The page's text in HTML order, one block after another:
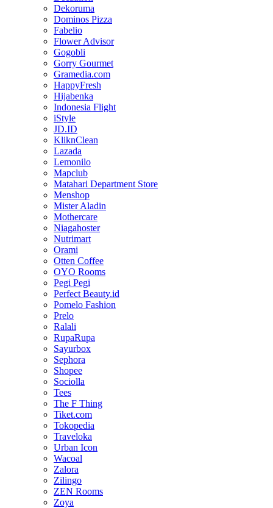
Dekoruma
Dominos Pizza
Fabelio
Flower Advisor
Gogobli
Gorry Gourmet
Gramedia.com
HappyFresh
Hijabenka
Indonesia Flight
iStyle
JD.ID
KliknClean
Lazada
Lemonilo
Mapclub
Matahari Department Store
Menshop
Mister Aladin
Mothercare
Niagahoster
Nutrimart
Orami
Otten Coffee
OYO Rooms
Pegi Pegi
Perfect Beauty.id
Pomelo Fashion
Prelo
Ralali
RupaRupa
Sayurbox
Sephora
Shopee
Sociolla
Tees
The F Thing
Tiket.com
Tokopedia
Traveloka
Urban Icon
Wacoal
Zalora
Zilingo
ZEN Rooms
Zoya